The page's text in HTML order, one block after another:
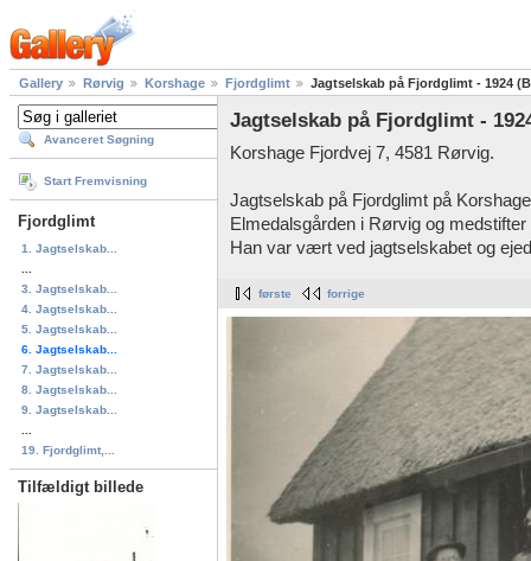
Gallery Rørvig Korshage Fjordglimt Jagtselskab på Fjordglimt - 1924
Avanceret Søgning
Start Fremvisning
Fjordglimt
1. Jagtselskab...
3. Jagtselskab...
4. Jagtselskab...
5. Jagtselskab...
6. Jagtselskab...
7. Jagtselskab...
8. Jagtselskab...
9. Jagtselskab...
19. Fjordglimt,...
Tilfældigt billede
Jagtselskab på Fjordglimt -
Korshage Fjordvej 7, 4581 Rørvig.
Jagtselskab på Fjordglimt på
Elmedalsgården i Rørvig og
Han var vært ved jagtselskabet og
første forrige